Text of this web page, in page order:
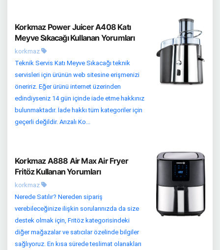
Korkmaz Power Juicer A408 Katı
Meyve Sıkacağı Kullanan Yorumları
korkmaz
Teknik Servis Katı Meyve Sıkacağı teknik
servisleri için ürünün web sitesine erişmenizi
öneririz. Eğer ürünü internet üzerinden
edindiyseniz 14 gün içinde iade etme hakkınız
bulunmaktadır. İade hakkı tüm kategoriler için
geçerli değildir. Arızalı Ko...
Korkmaz A888 Air Max Air Fryer
Fritöz Kullanan Yorumları
korkmaz
Nerede Satılır? Nereden sipariş
verebileceğinize ilişkin sorularınızda da size
destek olmak için, Fritöz kategorisindeki
diğer mağazalar ve satıcılar özelinde bilgiler
sağlıyoruz. En kısa sürede teslimat olanakları